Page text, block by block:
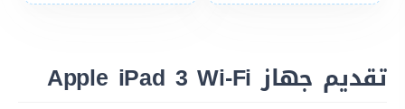
تقديم جهاز Apple iPad 3 Wi-Fi